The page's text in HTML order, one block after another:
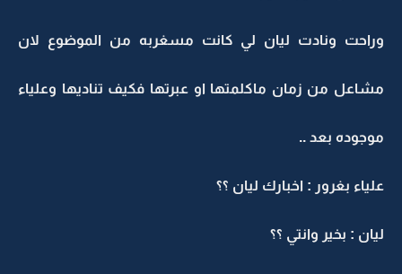
وراحت ونادت ليان لي كانت مسغربه من الموضوع لان
مشاعل من زمان ماكلمتها او عبرتها فكيف تناديها وعلياء
موجوده بعد ..
علياء بغرور : اخبارك ليان ؟؟
ليان : بخير وانتي ؟؟